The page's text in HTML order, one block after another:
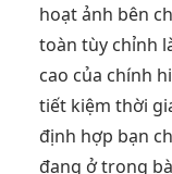
hoạtảnh bên
toàn tùy chỉnh
cao của chính
tiết kiệm thời
định hợp bạn
đang ở trong